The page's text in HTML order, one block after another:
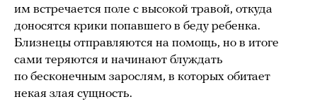
им встречается поле с высокой травой, откуда
доносятся крики попавшего в беду ребенка.
Близнецы отправляются на помощь, но в итоге
сами теряются и начинают блуждать
по бесконечным зарослям, в которых обитает
некая злая сущность.